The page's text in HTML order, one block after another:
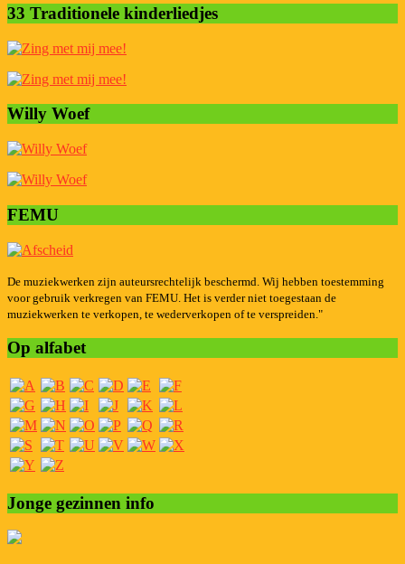
33 Traditionele kinderliedjes
Willy Woef
FEMU
De muziekwerken zijn auteursrechtelijk beschermd. Wij hebben toestemming
voor gebruik verkregen van FEMU. Het is verder niet toegestaan de
muziekwerken te verkopen, te wederverkopen of te verspreiden."
Op alfabet
Jonge gezinnen info